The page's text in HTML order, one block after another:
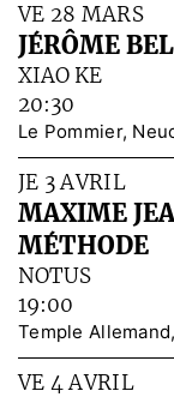
VE 28 MARS
JÉRÔME BEL
XIAO KE
20:30
Le Pommier,
JE 3 AVRIL
MAXIME
MÉTHODE
NOTUS
19:00
Temple
VE 4 AVRIL